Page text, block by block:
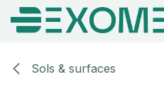
Se rendre au contenu
Sols & surfaces